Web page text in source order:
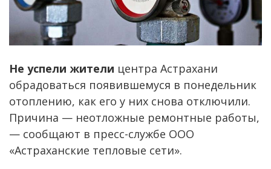
Не успели жители центра Астрахани
обрадоваться появившемуся в понедельник
отоплению, как его у них снова отключили.
Причина — неотложные ремонтные работы,
— сообщают в пресс-службе ООО
«Астраханские тепловые сети».